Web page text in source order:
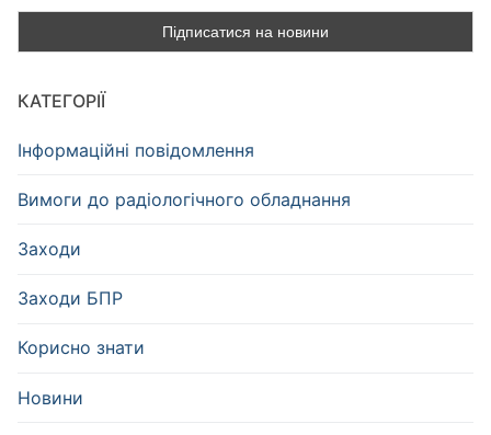
КАТЕГОРІЇ
Інформаційні повідомлення
Вимоги до радіологічного обладнання
Заходи
Заходи БПР
Корисно знати
Новини